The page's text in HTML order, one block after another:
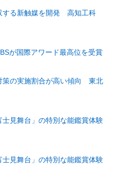
する新触媒を開発 高知工科
が国際アワード最高位を受賞
策の実施割合が高い傾向 東北
見舞台」の特別な能鑑賞体験
見舞台」の特別な能鑑賞体験